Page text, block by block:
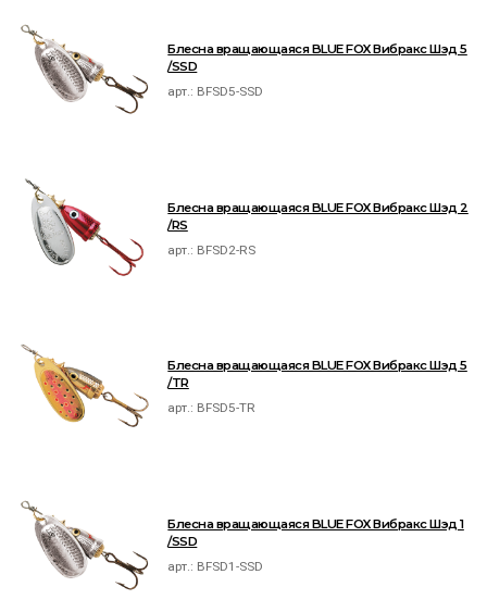
Блесна вращающаяся BLUE FOX Вибракс Шэд 5
/SSD
арт.: BFSD5-SSD
Блесна вращающаяся BLUE FOX Вибракс Шэд 2
/RS
арт.: BFSD2-RS
Блесна вращающаяся BLUE FOX Вибракс Шэд 5
/TR
арт.: BFSD5-TR
Блесна вращающаяся BLUE FOX Вибракс Шэд 1
/SSD
арт.: BFSD1-SSD